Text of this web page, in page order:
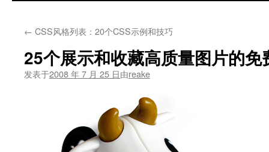
文← CSS风格列表：20个CSS示例和技巧
25个展示和收藏高质量图片的免
发表于2008 年 7 月 25 日由reake